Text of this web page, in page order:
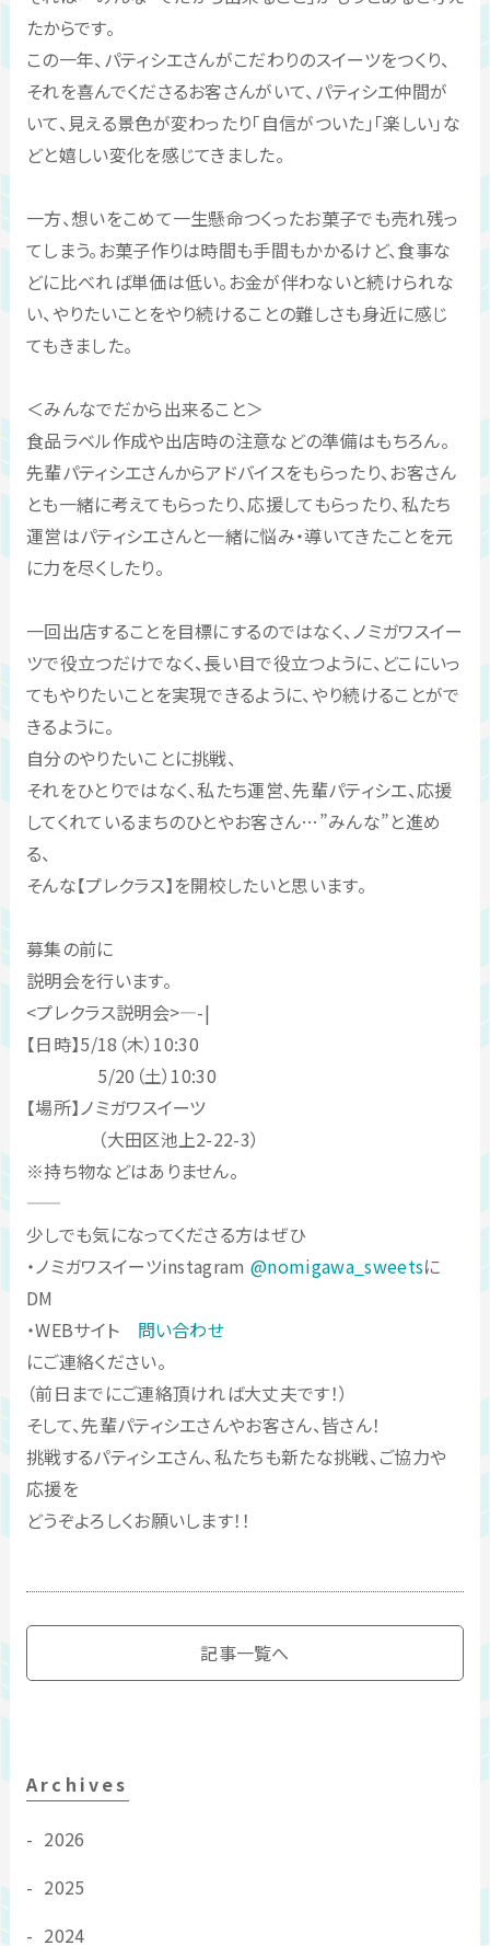
たからです。
この一年、パティシエさんがこだわりのスイーツをつくり、
それを喜んでくださるお客さんがいて、パティシエ仲間が
いて、見える景色が変わったり「自信がついた」「楽しい」な
どと嬉しい変化を感じてきました。
一方、想いをこめて一生懸命つくったお菓子でも売れ残っ
てしまう。お菓子作りは時間も手間もかかるけど、食事な
どに比べれば単価は低い。お金が伴わないと続けられな
い、やりたいことをやり続けることの難しさも身近に感じ
てもきました。
＜みんなでだから出来ること＞
食品ラベル作成や出店時の注意などの準備はもちろん。
先輩パティシエさんからアドバイスをもらったり、お客さん
とも一緒に考えてもらったり、応援してもらったり、私たち
運営はパティシエさんと一緒に悩み・導いてきたことを元
に力を尽くしたり。
一回出店することを目標にするのではなく、ノミガワスイー
ツで役立つだけでなく、長い目で役立つように、どこにいっ
てもやりたいことを実現できるように、やり続けることがで
きるように。
自分のやりたいことに挑戦、
それをひとりではなく、私たち運営、先輩パティシエ、応援
してくれているまちのひとやお客さん…”みんな”と進め
る、
そんな【プレクラス】を開校したいと思います。
募集の前に
説明会を行います。
<プレクラス説明会>—-|
【日時】5/18（木）10:30
5/20（土）10:30
【場所】ノミガワスイーツ
（大田区池上2-22-3）
※持ち物などはありません。
——
少しでも気になってくださる方はぜひ
・ノミガワスイーツinstagram@nomigawa_sweetsに
DM
・WEBサイト 問い合わせ
にご連絡ください。
（前日までにご連絡頂ければ大丈夫です！）
そして、先輩パティシエさんやお客さん、皆さん！
挑戦するパティシエさん、私たちも新たな挑戦、ご協力や
応援を
どうぞよろしくお願いします！！
記事一覧へ
Archives
2026
2025
2024